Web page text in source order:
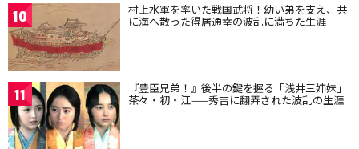
10 村上水軍を率いた戦国武将！幼い弟を支え、共
に海へ散った得居通幸の波乱に満ちた生涯
11 『豊臣兄弟！』後半の鍵を握る「浅井三姉妹」
茶々・初・江——秀吉に翻弄された波乱の生涯